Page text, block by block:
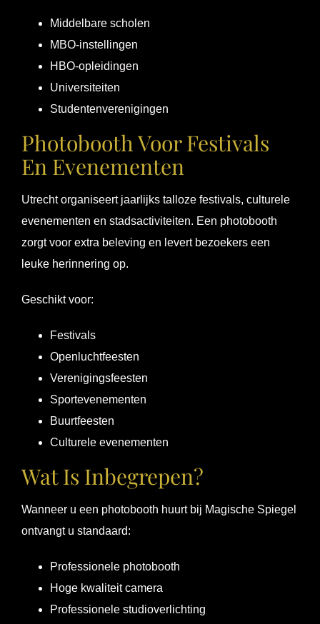
Middelbare scholen
MBO-instellingen
HBO-opleidingen
Universiteiten
Studentenverenigingen
Photobooth Voor Festivals
En Evenementen
Utrecht organiseert jaarlijks talloze festivals, culturele
evenementen en stadsactiviteiten. Een photobooth
zorgt voor extra beleving en levert bezoekers een
leuke herinnering op.
Geschikt voor:
Festivals
Openluchtfeesten
Verenigingsfeesten
Sportevenementen
Buurtfeesten
Culturele evenementen
Wat Is Inbegrepen?
Wanneer u een photobooth huurt bij Magische Spiegel
ontvangt u standaard:
Professionele photobooth
Hoge kwaliteit camera
Professionele studioverlichting